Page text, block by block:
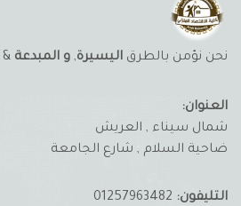
نحن نؤمن بالطرق اليسيرة, و المبدعة &
العنوان:
شمال سيناء , العريش
ضاحية السلام , شارع الجامعة
التليفون: